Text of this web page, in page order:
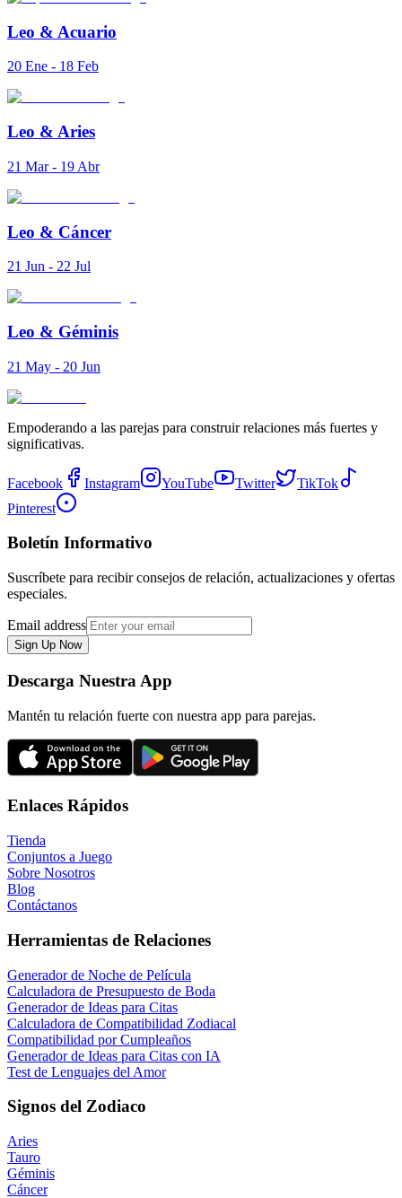
Leo & Acuario
20 Ene - 18 Feb
Leo & Aries
21 Mar - 19 Abr
Leo & Cáncer
21 Jun - 22 Jul
Leo & Géminis
21 May - 20 Jun
Empoderando a las parejas para construir relaciones más fuertes y
significativas.
Facebook Instagram YouTube Twitter
TikTok
Pinterest
Boletín Informativo
Suscríbete para recibir consejos de relación, actualizaciones y ofertas
especiales.
Email address
Sign Up Now
Descarga Nuestra App
Mantén tu relación fuerte con nuestra app para parejas.
Enlaces Rápidos
Tienda
Conjuntos a Juego
Sobre Nosotros
Blog
Contáctanos
Herramientas de Relaciones
Generador de Noche de Película
Calculadora de Presupuesto de Boda
Generador de Ideas para Citas
Calculadora de Compatibilidad Zodiacal
Compatibilidad por Cumpleaños
Generador de Ideas para Citas con IA
Test de Lenguajes del Amor
Signos del Zodiaco
Aries
Tauro
Géminis
Cáncer